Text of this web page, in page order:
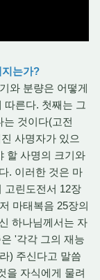
지는가?
와 분량은 어떻게
따른다. 첫째는 그
것이다(고전
사명자가 있으
할 사명의 크기와
. 이러한 것은 마
고린도전서 12장
마태복음 25장의
하나님께서는 자
'각각 그의 재능
) 주신다고 말씀
을 자식에게 물려